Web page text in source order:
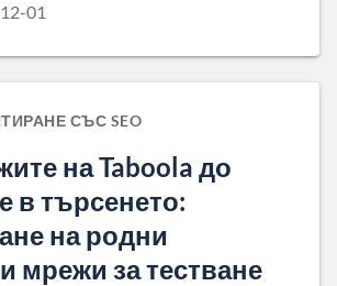
01
СЪС SEO
на Taboola до
в търсенето:
на родни
мрежи за тестване